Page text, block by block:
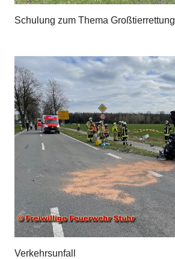
Schulung zum Thema Großtierrettung
Verkehrsunfall